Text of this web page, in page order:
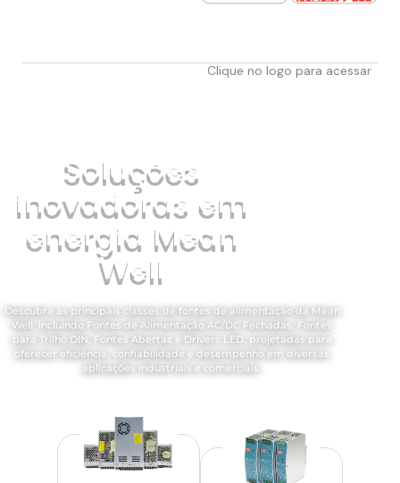
Clique no logo para acessar
Soluções
inovadoras em
energia Mean
Well
Descubra as principais classes de fontes de alimentação da Mean
Well, incluindo Fontes de Alimentação AC/DC Fechadas, Fontes
para Trilho DIN, Fontes Abertas e Drivers LED, projetadas para
oferecer eficiência, confiabilidade e desempenho em diversas
aplicações industriais e comerciais.